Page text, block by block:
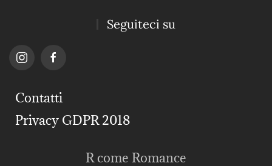
Seguiteci su
Contatti
Privacy GDPR 2018
R come Romance